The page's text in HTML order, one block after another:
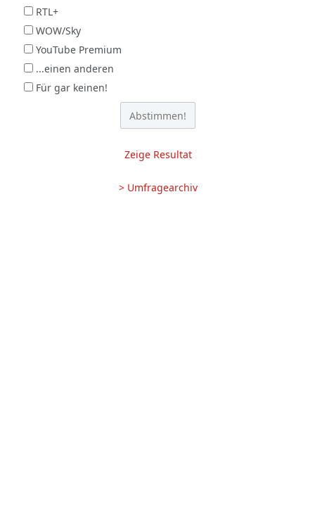
RTL+
WOW/Sky
YouTube Premium
...einen anderen
Für gar keinen!
Zeige Resultat
> Umfragearchiv